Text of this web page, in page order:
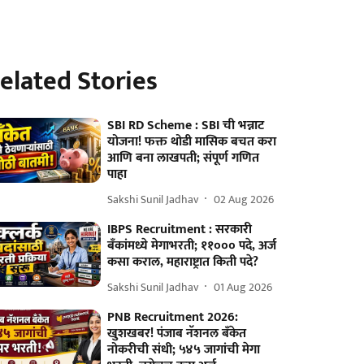
Stories
SBI RD Scheme : SBI ची भन्नाट
योजना! फक्त थोडी मासिक बचत करा
आणि बना लाखपती; संपूर्ण गणित
पाहा
Sakshi Sunil Jadhav 02 Aug 2026
IBPS Recruitment : सरकारी
बँकांमध्ये मेगाभरती; ११००० पदे, अर्ज
कसा कराल, महाराष्ट्रात किती पदे?
Sakshi Sunil Jadhav 01 Aug 2026
PNB Recruitment 2026:
खुशखबर! पंजाब नॅशनल बँकेत
नोकरीची संधी; ५४५ जागांची मेगा